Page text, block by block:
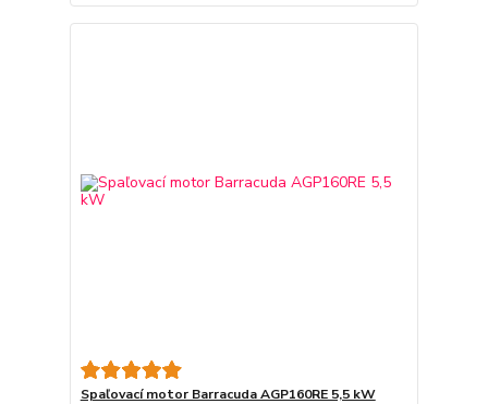
Spaľovací motor Barracuda AGP160RE 5,5 kW